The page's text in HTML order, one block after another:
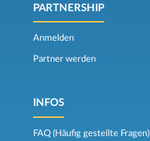
PARTNERSHIP
Anmelden
Partner werden
INFOS
FAQ (Häufig gestellte Fragen)